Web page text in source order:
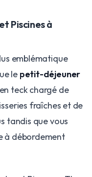
Piscines à
emblématique
le petit-déjeuner
teck chargé de
fraîches et de
tandis que vous
à débordement